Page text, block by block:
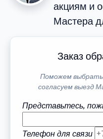
акциям и
Мастера
Заказ
Поможем
согласуем выезд
Представьтесь,
Телефон для связи